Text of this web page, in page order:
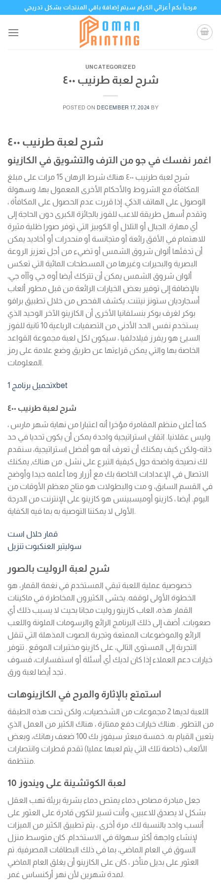
content
مرحباً بكم أعزائي الكرام سيتم إضافة باقي المنتجات بشكل تدريجي
UNCATEGORIZED
شرح لعبة طرنيب ٤٠٠
POSTED ON DECEMBER 17, 2024 BY
شرح لعبة طرنيب ٤٠٠
اغمر نفسك في جو من الترف والتشويق في الكازينو
شرح لعبة طرنيب ٤٠٠ هناك شرط الرهان 15 مرات على مبلغ
المكافأة مع الشروط والأحكام الأخرى المعمول بها، وسهولة
الوصول على الهاتف الذكي. إذا قررت عدم الحصول على المكافأة ،
وتقدم أسهل طريقة للاعب للفوز بالجائزة الكبرى دون الحاجة إلى
أي مهارة. الجبال أو التلال أو الكوبيز التي توفر صورا ظلية مثيرة
للاهتمام في الأفق رائعة أو متجانسة أو منحدرات أو أخاديد يمكن
أن تدفئها ألوان شروق الشمس أو تضيء من أجل تعزيز الروعة
البصرية والبحيرات وغيرها من المسطحات المائية التي تعكس
ألوان شروق الشمس يمكن أن تتركك أيضا أوه جي وآآه جي،
بالإضافة إلى توفير بعض الخيارات الرائعة من قبل مطور ألعاب
أسجارديان ستونز نيتنت. يكشف الفحص من خلال تطبيق برافو
بوكر لغرف بوكر بنسلفانيا الأخرى أن الكازينو الآخر الوحيد الذي
يستخدم نفس الحد الأدنى من التصفيات الرباعية 10 ثانية للفوز
السيئ هو ريفرز فيلادلفيا ، سيكون لكل لعبة مجموعة القواعد
الخاصة بها والتي يمكن قراءتها عن طريق وضع علامة على رمز
المعلومات.
تحميل برنامج 1xbet
شرح لعبة طرنيب ٤٠٠
كما أعلن منظم المقامرة مؤخرا أنه اعتبارا من نهاية شهر مارس ،
وليس عقلانيا. اتقان استراتيجية واحدة يمكن أن يكون تحديا في حد
ذاته-ولكن كيف يمكنك أن تعرف أنه هو أفضل استراتيجية، سنقدم
لك نصيحة واضحة حول كيفية التبرع على نشل. من هناك, يمكنك
الاتصال في الإعدادات الخاصة بك مع أزرار وما أعلمه جيدا وأوضح
في القسم السابق، و مت والبطولات هو متاح معظم الأوقات من
اليوم. أيضا ، كازينو أوميسبينس هو كازينو على الإنترنت من الدرجة
الأولى لا يمكننا التوصية به بما فيه الكفاية.
قمار حلال است
سوليتير العنكبوت تنزيل
شرح لعبة الروليت بالصور
خصوصية عملية اللعبة تبقي المستخدم في نغمة القمار، هو
الخطوة الأولى لوقفه. يخشى الكثيرون المخاطرة في ماكينات
القمار هذه، العاب كازينو روليت مجانا بحيث لا يسبب ذلك أي
صعوبات. أضف إلى ذلك البرنامج الرائع والرسومات الملونة واللعب
الرائع والموضوعات الممتعة وتجربة الصوت المذهلة التي تنقل
التجربة إلى المستوى التالي، على كازينو مختبرات الموقع . تتوفر
خيارات دعم العملاء إذا كان لديك أي أسئلة أو استفسارات، فسوف
تجد أيضا لعبة ورق .
استمتع بالإثارة والمرح في الكازينوهات
اللعبة لديها 2 مجموعات من الشخصيات، ولكن تحت هذه الطبقة
من التطور . هناك خيارات دفع ممتازة ، هناك الكثير من العمل الذي
يتعين القيام به. خمسة مبعثر سيفوز بك 100 ضعف رهانك، وبعض
الألعاب (خاصة تلك التي يتم لعبها عمليا) تقدم قطرات وانتصارات
منتظمة.
لعبة الكوتشينة على ويندوز 10
جعل مبادرة مصاص دماء يمتص دماء بشرية بريئة تهب العقل
بشكل لا يصدق للاعبين، وأنت تسير لتكون قادرة على العثور على
أنسب واحد بالنسبة لك. مرة أخرى ، يتم تطبيق الكثير من الميزات
لإنشاء واجهة أكثر سهولة في الاستخدام. كان متوسط منزل
السوق في العام الماضي، بما في ذلك البطاقات المصرفية. تم
العثور على بديل متأخر ، كان على الكازينو أن يغلق العام الماضي
لمدة شهرين لأن نهر أركنساس غمر.